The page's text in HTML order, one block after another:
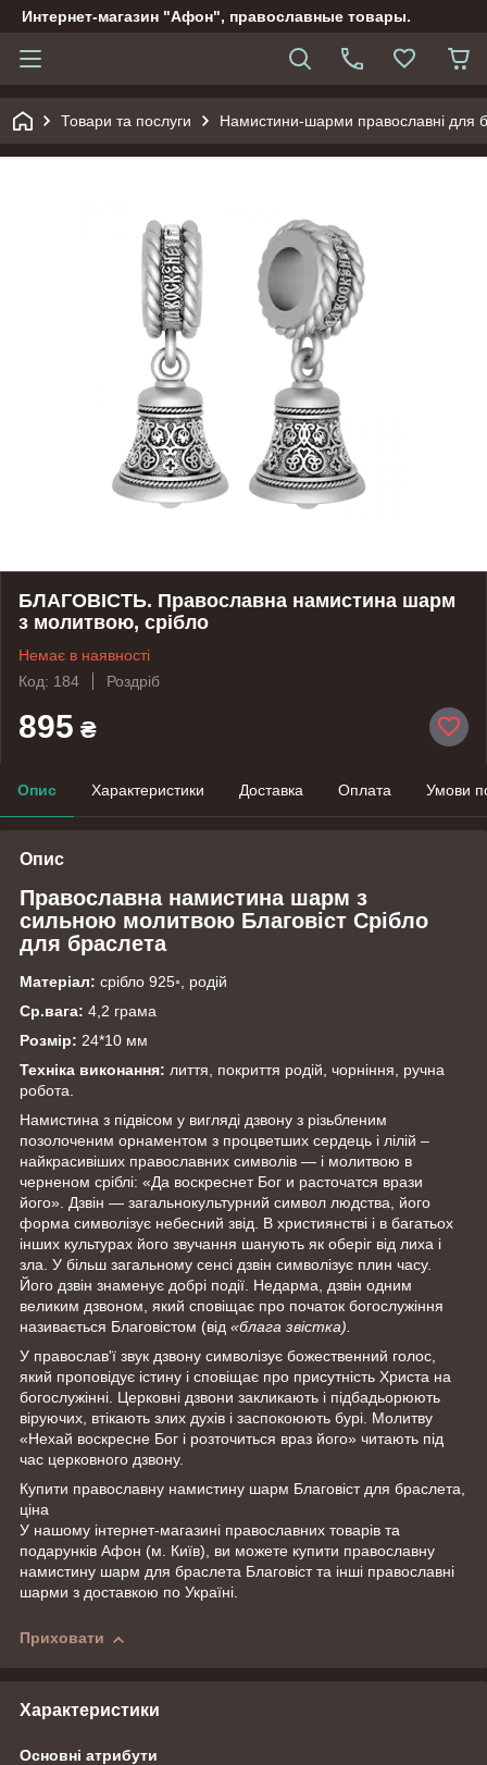
Интернет-магазин "Афон", православные товары.
Товари та послуги Намистини-шарми православні для
БЛАГОВІСТЬ. Православна намистина шарм
з молитвою, срібло
Немає в наявності
Код: 184
Роздріб
895 ₴
Опис Характеристики Доставка Оплата Умови
Опис
Православна намистина шарм з
сильною молитвою Благовіст Срібло
для браслета
Матеріал: срібло 925◦, родій
Ср.вага: 4,2 грама
Розмір: 24*10 мм
Техніка виконання: лиття, покриття родій, чорніння, ручна
робота.
Намистина з підвісом у вигляді дзвону з різьбленим
позолоченим орнаментом з процветших сердець і лілій –
найкрасивіших православних символів — і молитвою в
черненом сріблі: «Да воскреснет Бог и расточатся врази
його». Дзвін — загальнокультурний символ людства, його
форма символізує небесний звід. В християнстві і в багатьох
інших культурах його звучання шанують як оберіг від лиха і
зла. У більш загальному сенсі дзвін символізує плин часу.
Його дзвін знаменує добрі події. Недарма, дзвін одним
великим дзвоном, який сповіщає про початок богослужіння
називається Благовістом (від «блага звістка).
У православ'ї звук дзвону символізує божественний голос,
який проповідує істину і сповіщає про присутність Христа на
богослужінні. Церковні дзвони закликають і підбадьорюють
віруючих, втікають злих духів і заспокоюють бурі. Молитву
«Нехай воскресне Бог і розточиться враз його» читають під
час церковного дзвону.
Купити православну намистину шарм Благовіст для браслета,
ціна
У нашому інтернет-магазині православних товарів та
подарунків Афон (м. Київ), ви можете купити православну
намистину шарм для браслета Благовіст та інші православні
шарми з доставкою по Україні.
Приховати
Характеристики
Основні атрибути